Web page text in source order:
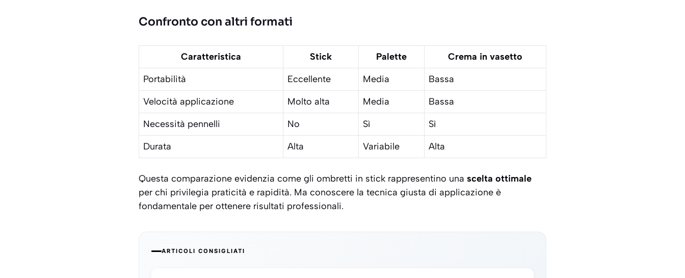
Confronto con altri formati
Caratteristica Stick Palette
Crema in vasetto
Portabilità
Eccellente Media
Bassa
Velocità applicazione
Molto alta Media
Bassa
Necessità pennelli
No Sì
Sì
Durata
Alta Variabile Alta
Questa comparazione evidenzia come gli ombretti in stick rappresentino una scelta ottimale
per chi privilegia praticità e rapidità. Ma conoscere la tecnica giusta di applicazione è
fondamentale per ottenere risultati professionali.
ARTICOLI CONSIGLIATI